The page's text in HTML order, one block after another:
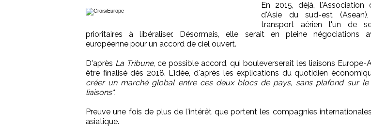
En 2015, déjà, l'Association
d'Asie du sud-est
transport aérien l'un de
prioritaires à libéraliser. Désormais, elle serait en pleine négociations
européenne pour un accord de ciel ouvert.
D'après La Tribune, ce possible accord, qui bouleverserait les liaisons Europe-
être finalisé dès 2018. L'idée, d'après les explications du quotidien
créer un marché global entre ces deux blocs de pays, sans plafond sur
liaisons".
Preuve une fois de plus de l'intérêt que portent les compagnies
asiatique.